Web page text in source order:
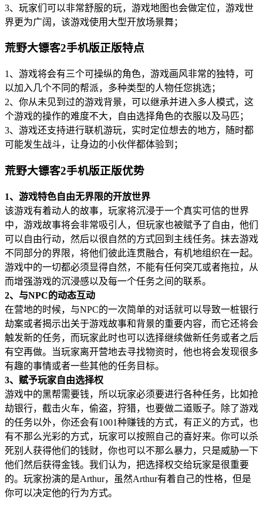
3、玩家们可以非常舒服的玩，游戏地图也会做定位，游戏世
界更为广阔，该游戏使用大型开放场景舞；
荒野大镖客2手机版正版特点
1、游戏将会有三个可操纵的角色，游戏画风非常的独特，可
以加入几个不同的帮派，多种类型的人物任您挑选；
2、你从未见到过的游戏背景，可以继承并进入多人模式，这
个游戏的操作的难度不大，自由选择角色的衣服以及马匹；
3、游戏还支持进行联机游玩，实时定位想去的地方，随时都
可能发生战斗，让身边的小伙伴都体验到；
荒野大镖客2手机版正版优势
1、游戏特色自由无界限的开放世界
该游戏有着动人的故事，玩家将沉浸于一个真实可信的世界
中，游戏故事将会非常吸引人，但玩家也被赋予了自由，他们
可以自由行动，然后以很自然的方式回到主线任务。抹去游戏
不同部分的界限，将他们彼此连贯融合，有机地组织在一起。
游戏中的一切都必须显得自然，不能有任何突兀或者拖拉，从
而增强游戏的沉浸感以及每一个任务之间的联系。
2、与NPC的动态互动
在营地的时候，与NPC的一次简单的对话就可以导致一桩银行
劫案或者揭示出关于游戏故事和背景的重要内容，而它还将会
触发新的任务，而玩家此时也可以选择继续做新任务或者之后
有空再做。当玩家离开营地去寻找物资时，他也将会发现很多
有趣的事情或者一些其他的任务目标。
3、赋予玩家自由选择权
游戏中的黑帮需要钱，所以玩家必须要进行各种任务，比如抢
劫银行，截击火车，偷盗，狩猎，也要做二道贩子。除了游戏
的任务以外，你还会有1001种赚钱的方式，有正义的方式，也
有不那么光彩的方式，玩家可以按照自己的喜好来。你可以杀
死别人获得他们的钱财，你也可以不那么暴力，只是威胁一下
他们然后获得金钱。我们认为，把选择权交给玩家是很重要
的。玩家扮演的是Arthur，虽然Arthur有着自己的性格，但是
你可以决定他的行为方式。